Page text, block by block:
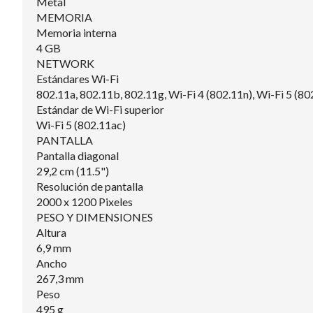
MEMORIA
Memoria interna
4 GB
NETWORK
Estándares Wi-Fi
802.11a, 802.11b, 802.11g, Wi-Fi 4 (802.11n), Wi-Fi 5
Estándar de Wi-Fi superior
Wi-Fi 5 (802.11ac)
PANTALLA
Pantalla diagonal
29,2 cm (11.5")
Resolución de pantalla
2000 x 1200 Pixeles
PESO Y DIMENSIONES
Altura
6,9 mm
Ancho
267,3 mm
Peso
495 g